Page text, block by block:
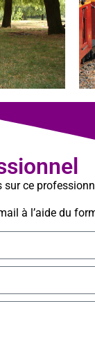
ce
à l’aide du